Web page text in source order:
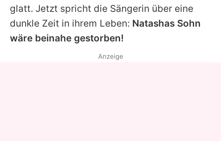
glatt. Jetzt spricht die Sängerin über eine
dunkle Zeit in ihrem Leben: Natashas Sohn
wäre beinahe gestorben!
Anzeige